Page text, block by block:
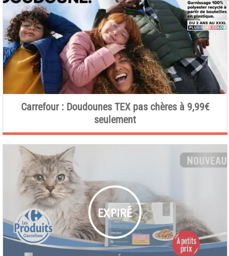
Carrefour : Doudounes TEX pas chères à 9,99€
seulement